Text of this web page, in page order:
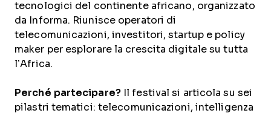
tecnologici del continente africano, organizzato
da Informa. Riunisce operatori di
telecomunicazioni, investitori, startup e policy
maker per esplorare la crescita digitale su tutta
l’Africa.
Perché partecipare?Il festival si articola su sei
pilastri tematici: telecomunicazioni, intelligenza